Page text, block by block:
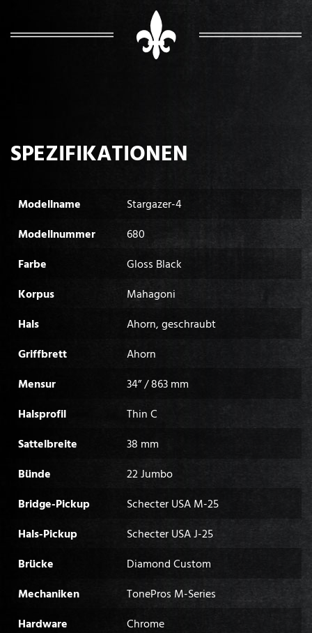
SPEZIFIKATIONEN
Modellname
Stargazer-4
Modellnummer
680
Farbe
Gloss Black
Korpus
Mahagoni
Hals
Ahorn, geschraubt
Griffbrett
Ahorn
Mensur
34” / 863 mm
Halsprofil
Thin C
Sattelbreite
38 mm
Bünde
22 Jumbo
Bridge-Pickup
Schecter USA M-25
Hals-Pickup
Schecter USA J-25
Brücke
Diamond Custom
Mechaniken
TonePros M-Series
Hardware
Chrome